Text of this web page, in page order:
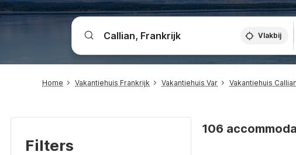
Vlakbij
Home Vakantiehuis Frankrijk Vakantiehuis Var Vakantiehuis Callian
Filters
106